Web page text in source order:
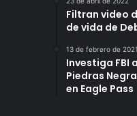
Filtran video
de vida de
13 de febrero de 2021
Investiga FBI
Piedras
en Eagle Pass